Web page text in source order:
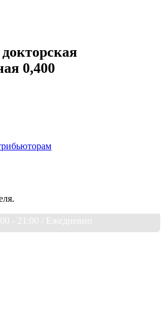
0,400
- 21:00 / Eжедневно